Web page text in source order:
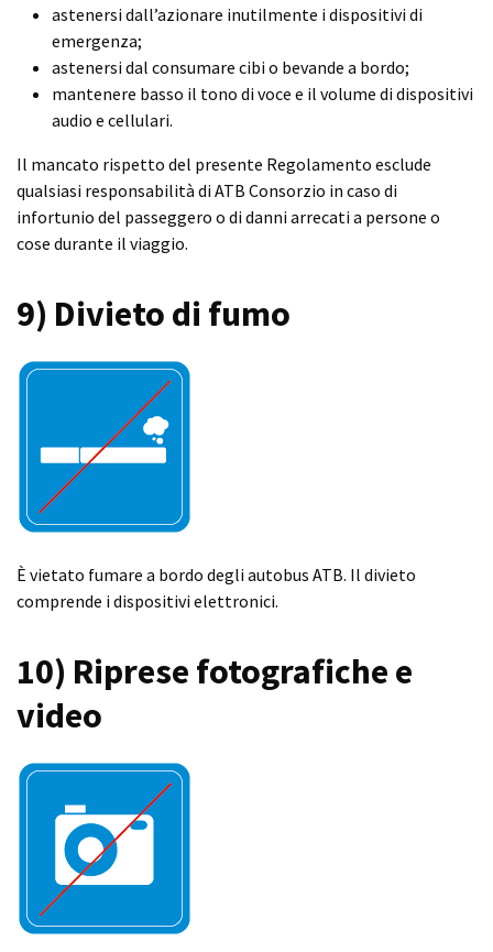
astenersi dall’azionare inutilmente i dispositivi di
emergenza;
astenersi dal consumare cibi o bevande a bordo;
mantenere basso il tono di voce e il volume di dispositivi
audio e cellulari.
Il mancato rispetto del presente Regolamento esclude
qualsiasi responsabilità di ATB Consorzio in caso di
infortunio del passeggero o di danni arrecati a persone o
cose durante il viaggio.
9) Divieto di fumo
È vietato fumare a bordo degli autobus ATB. Il divieto
comprende i dispositivi elettronici.
10) Riprese fotografiche e
video